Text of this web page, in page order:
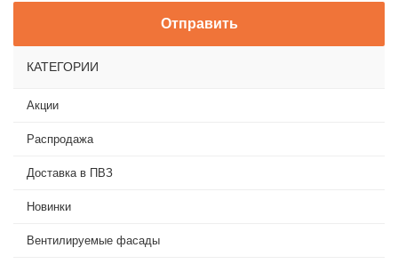
КАТЕГОРИИ
Акции
Распродажа
Доставка в ПВЗ
Новинки
Вентилируемые фасады